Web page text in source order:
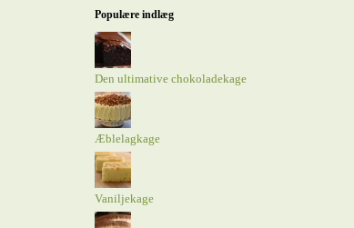
Populære indlæg
Den ultimative chokoladekage
Æblelagkage
Vaniljekage